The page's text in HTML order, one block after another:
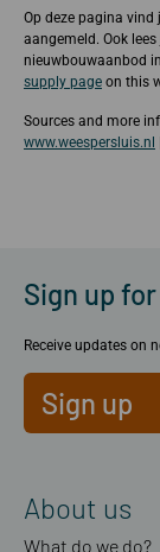
Op deze pagina
aangemeld. Ook
nieuwbouwaanbod
supply page on this
Sources and more
www.weespersluis.nl
Sign up
Receive updates on
Sign up
About us
What do we do?